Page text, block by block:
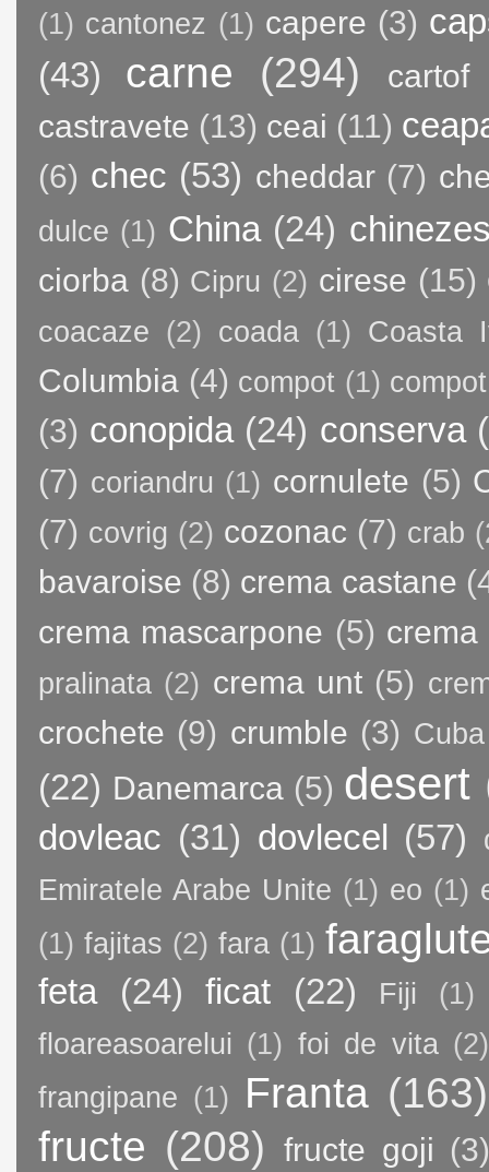
(1) cantonez (1) capere (3)
(43)
carne (294)
cartof
castravete (13) ceai (11)
(6) chec (53) cheddar (7)
dulce (1) China (24)
ciorba (8) Cipru (2) cirese (15)
coacaze (2) coada (1) Coasta
Columbia (4) compot (1)
(3) conopida (24) conserva
(7) coriandru (1) cornulete (5)
(7) covrig (2) cozonac (7) crab
bavaroise (8) crema castane
crema mascarpone (5) crema
pralinata (2) crema unt (5)
crochete (9) crumble (3) Cuba
(22) Danemarca (5) desert
dovleac (31) dovlecel (57)
Emiratele Arabe Unite (1) eo (1)
(1) fajitas (2) fara (1)
feta (24) ficat (22) Fiji
(1)
floareasoarelui (1) foi de vita (2)
frangipane (1) Franta (163)
fructe (208) fructe goji (3)